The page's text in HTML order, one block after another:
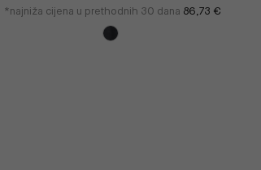
*najniža cijena u prethodnih 30 dana 86,73 €